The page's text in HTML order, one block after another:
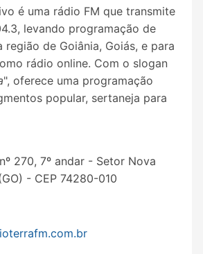
é uma rádio FM que transmite
levando programação de
região de Goiânia, Goiás, e para
rádio online. Com o slogan
", oferece uma programação
popular, sertaneja para
270, 7º andar - Setor Nova
- CEP 74280-010